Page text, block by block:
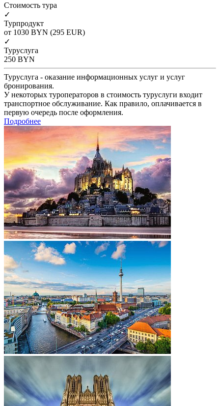
Cтоимость тура
✓
Турпродукт
от 1030 BYN (295 EUR)
✓
Туруслуга
250 BYN
Туруслуга - оказание информационных услуг и услуг
бронирования.
У некоторых туроператоров в стоимость туруслуги входит
транспортное обслуживание. Как правило, оплачивается в
первую очередь после оформления.
Подробнее